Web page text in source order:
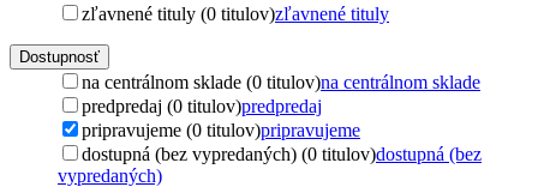
zľavnené tituly (0 titulov)zľavnené tituly
Dostupnosť
na centrálnom sklade (0 titulov)na centrálnom sklade
predpredaj (0 titulov)predpredaj
pripravujeme (0 titulov)pripravujeme
dostupná (bez vypredaných) (0 titulov)dostupná (bez
vypredaných)